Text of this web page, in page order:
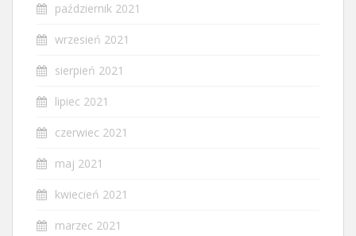
październik 2021
wrzesień 2021
sierpień 2021
lipiec 2021
czerwiec 2021
maj 2021
kwiecień 2021
marzec 2021